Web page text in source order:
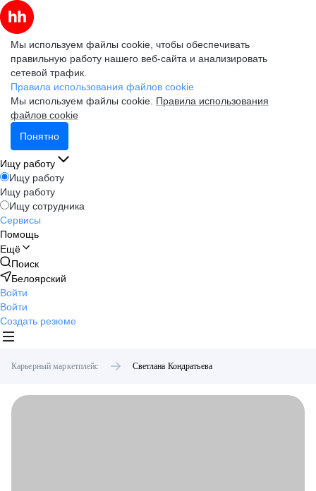
Мы используем файлы cookie, чтобы обеспечивать
правильную работу нашего веб-сайта и анализировать
сетевой трафик.
Правила использования файлов cookie
Мы используем файлы cookie. Правила использования
файлов cookie
Понятно
Ищу работу
Ищу работу
Ищу работу
Ищу сотрудника
Сервисы
Помощь
Ещё
Поиск
Белоярский
Войти
Войти
Создать резюме
Карьерный маркетплейс Светлана Кондратьева